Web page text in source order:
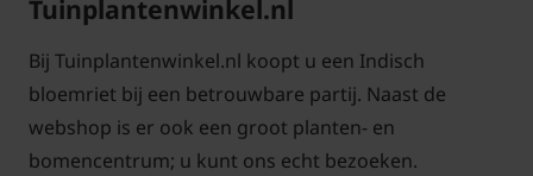
Snoeien en Onderhouden
Mix
Canna's vereisen weinig snoeiwerk. Het
verwijderen van uitgebloeide bloemen en
Tuinplantenwinkel.nl
Bij Tuinplantenwinkel.nl koopt u een Indisch
bloemriet bij een betrouwbare partij. Naast de
webshop is er ook een groot planten- en
bomencentrum; u kunt ons echt bezoeken.